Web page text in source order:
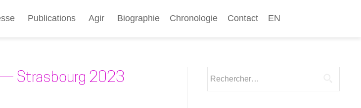
au
Publications Agir Biographie Chronologie Contact EN
— Strasbourg 2023